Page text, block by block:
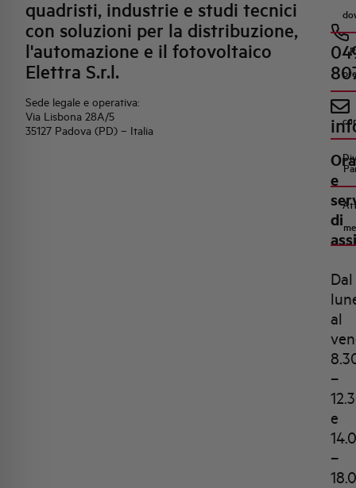
quadristi, industrie e studi tecnici
con soluzioni per la distribuzione,
l'automazione e il fotovoltaico
Elettra S.r.l.
Sede legale e operativa:
Via Lisbona 28A/5
35127 Padova (PD) – Italia
e
di
Dal
al
–
e
–